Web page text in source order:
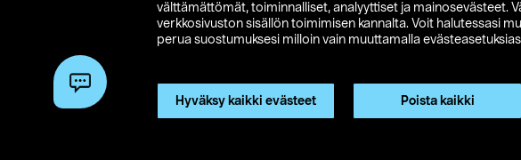
välttämättömät, toiminnalliset, analyyttiset ja mainosevästeet.
verkkosivuston sisällön toimimisen kannalta. Voit halutessasi
perua suostumuksesi milloin vain muuttamalla
Hyväksy kaikki evästeet Poista kaikki